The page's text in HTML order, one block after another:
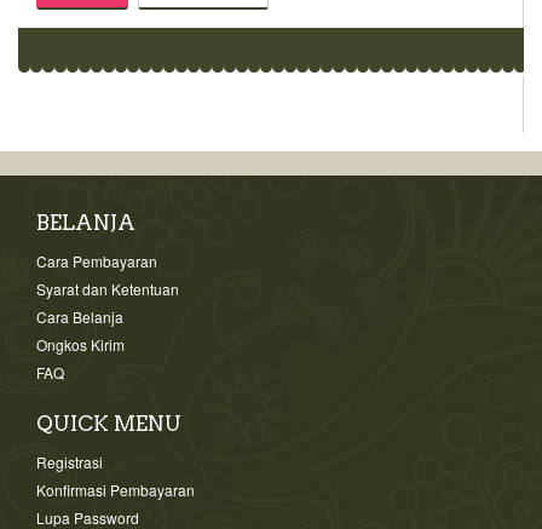
BELANJA
Cara Pembayaran
Syarat dan Ketentuan
Cara Belanja
Ongkos Kirim
FAQ
QUICK MENU
Registrasi
Konfirmasi Pembayaran
Lupa Password